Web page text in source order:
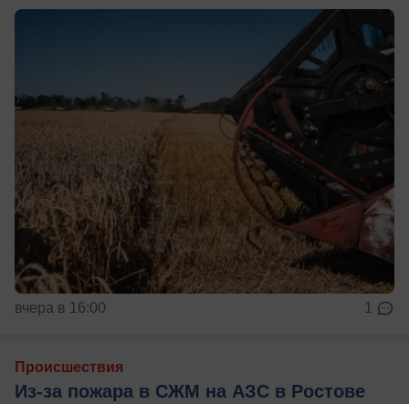
вчера в 16:00 1
Происшествия
Из-за пожара в СЖМ на АЗС в Ростове